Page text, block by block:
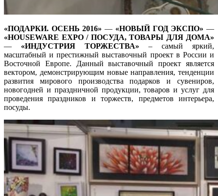
«ПОДАРКИ. ОСЕНЬ 2016» — «НОВЫЙ ГОД ЭКСПО»—
«HOUSEWARE EXPO / ПОСУДА, ТОВАРЫ ДЛЯ ДОМА»
— «ИНДУСТРИЯ ТОРЖЕСТВА» – самый яркий,
масштабный и престижный выставочный проект в России и
Восточной Европе. Данный выставочный проект является
вектором, демонстрирующим новые направления, тенденции
развития мирового производства подарков и сувениров,
новогодней и праздничной продукции, товаров и услуг для
проведения праздников и торжеств, предметов интерьера,
посуды.